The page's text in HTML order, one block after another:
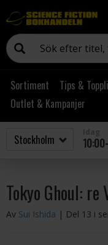
Sortiment Tips &
Outlet & Kampanjer
Tokyo Ghoul: re
Av Sui Ishida | Del 13 i